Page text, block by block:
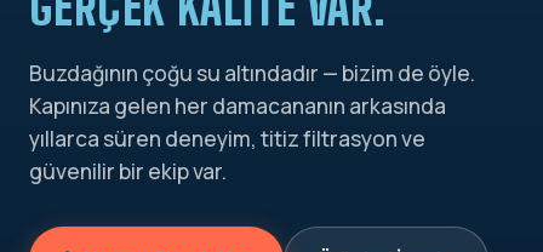
Buzdağının çoğu su altındadır — bizim de öyle.
Kapınıza gelen her damacananın arkasında
yıllarca süren deneyim, titiz filtrasyon ve
güvenilir bir ekip var.